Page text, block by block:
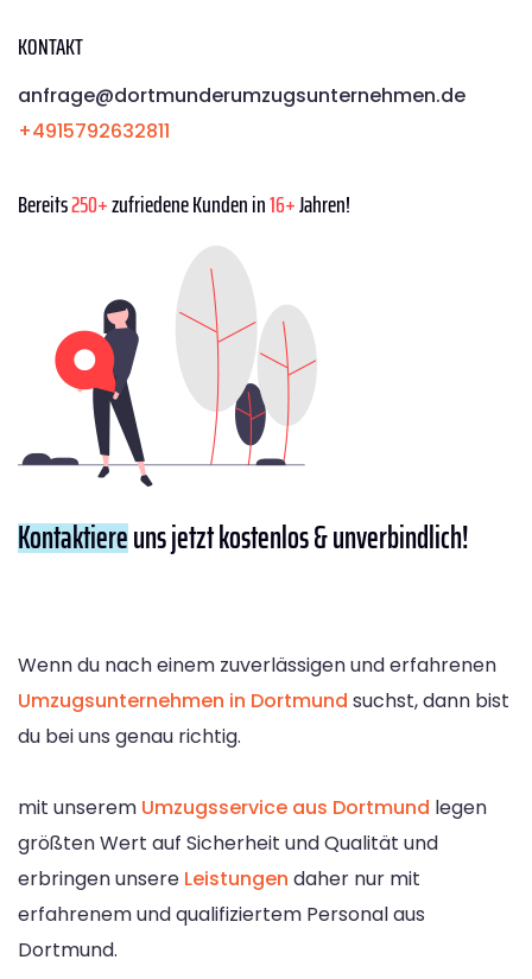
KONTAKT
anfrage@dortmunderumzugsunternehmen.de
+4915792632811
Bereits250+zufriedene Kunden in16+Jahren!
Kontaktiereuns jetzt kostenlos & unverbindlich!
Wenn du nach einem zuverlässigen und erfahrenen
Umzugsunternehmen in Dortmund suchst, dann bist
du bei uns genau richtig.
mit unserem Umzugsservice aus Dortmund legen
größten Wert auf Sicherheit und Qualität und
erbringen unsere Leistungen daher nur mit
erfahrenem und qualifiziertem Personal aus
Dortmund.